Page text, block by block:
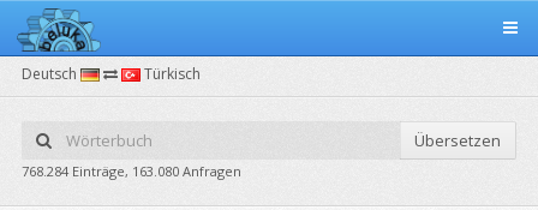
Deutsch Türkisch
Übersetzen
768.284 Einträge, 163.080 Anfragen